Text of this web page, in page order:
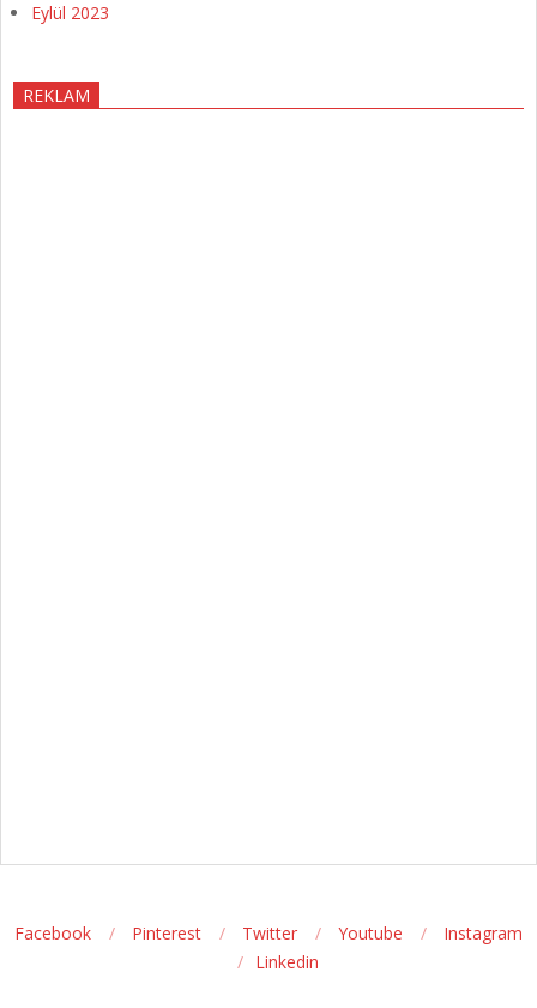
Eylül 2023
REKLAM
Facebook Pinterest Twitter Youtube
Instagram
Linkedin